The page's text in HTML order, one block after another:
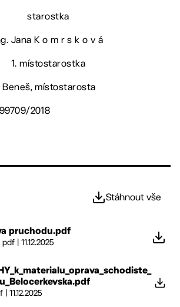
starostka
Jana K o m r s k o v á
1. místostarostka
Beneš, místostarosta
2018
Stáhnout vše
pruchodu.pdf
pdf 11.12.2025
11.12.2025